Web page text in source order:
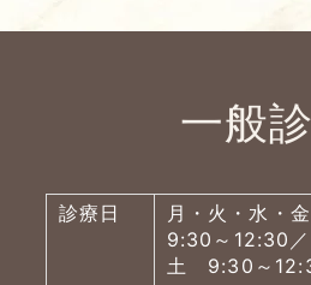
一般
診療日
月・火・水・金
9:30～12:30
土 9:30～